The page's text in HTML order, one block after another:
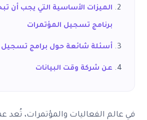
الميزات الأساسية التي يجب أن
برنامج تسجيل المؤتمرات
أسئلة شائعة حول برامج تسجيل
عن شركة وقت البيانات
في عالم الفعاليات والمؤتمرات، تُعد